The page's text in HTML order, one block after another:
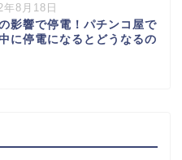
年8月18日
影響で停電！パチンコ屋で
に停電になるとどうなるの